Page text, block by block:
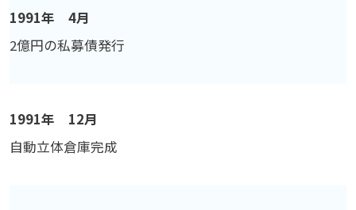
1991年 4月
2億円の私募債発行
1991年 12月
自動立体倉庫完成